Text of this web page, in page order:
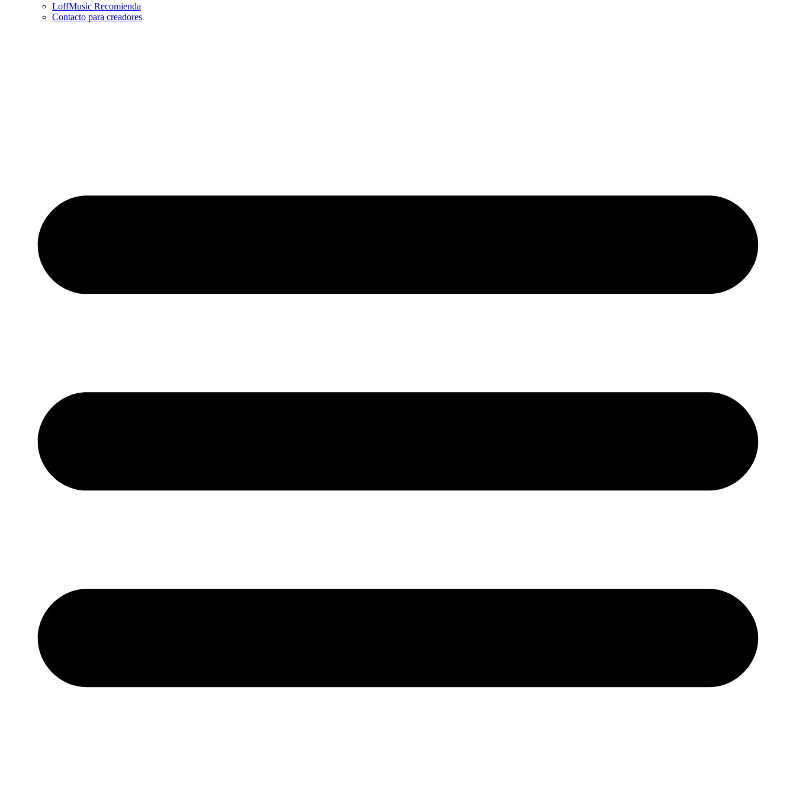
LoffMusic Recomienda
Contacto para creadores